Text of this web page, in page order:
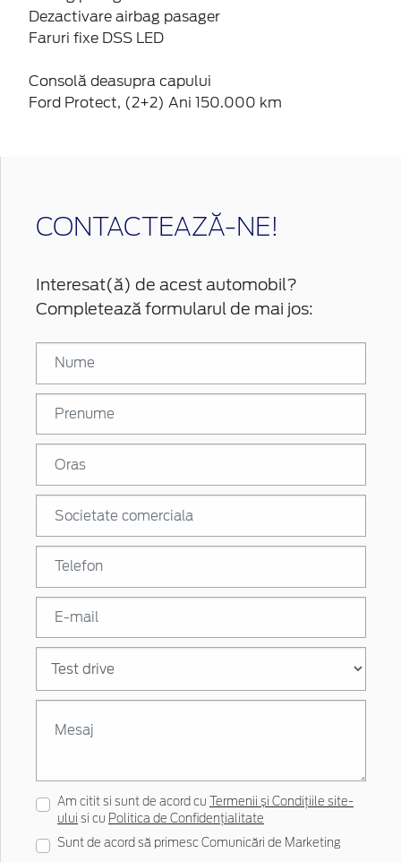
Dezactivare airbag pasager
Faruri fixe DSS LED
Consolă deasupra capului
Ford Protect, (2+2) Ani 150.000 km
CONTACTEAZĂ-NE!
Interesat(ă) de acest automobil?
Completează formularul de mai jos:
Am citit si sunt de acord cu
Termenii și Condițiile site-
ului si cu Politica de Confidențialitate
Sunt de acord să primesc Comunicări de Marketing